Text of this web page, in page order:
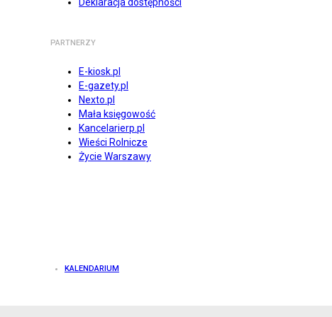
PARTNERZY
E-kiosk.pl
E-gazety.pl
Nexto.pl
Mała księgowość
Kancelarierp.pl
Wieści Rolnicze
Życie Warszawy
KALENDARIUM